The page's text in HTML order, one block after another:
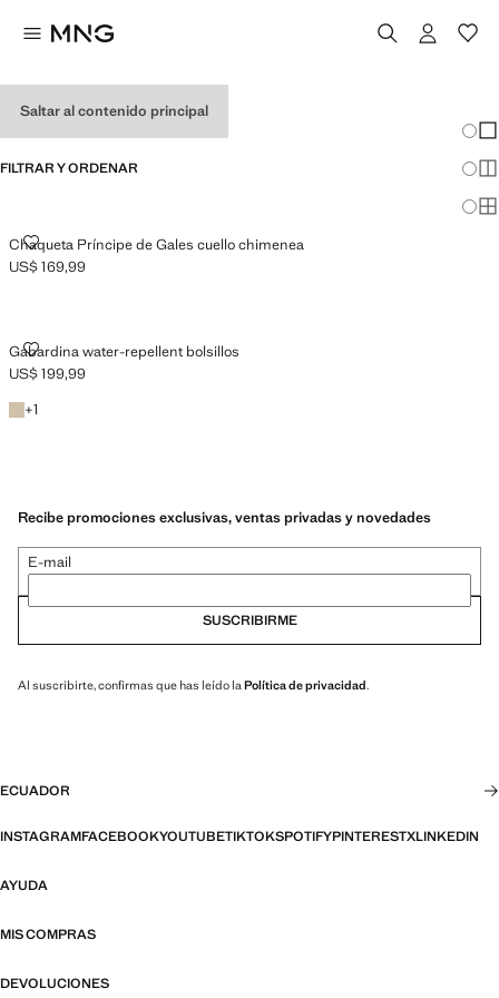
Saltar al contenido principal
FILTRAR Y ORDENAR
Chaqueta Príncipe de Gales cuello chimenea
CHAQUETA PRÍNCIPE DE GALES CUELLO CHIMENEA
Precio actual [US$ 169,99 ]
US$ 169,99
Gabardina water-repellent bolsillos
GABARDINA WATER-REPELLENT BOLSILLOS
Precio actual [US$ 199,99 ]
US$ 199,99
Beige
+1
+1 color
Recibe promociones exclusivas, ventas privadas y novedades
E-mail
SUSCRIBIRME
Al suscribirte, confirmas que has leído laPolítica de privacidad.
ECUADOR
INSTAGRAMFACEBOOKYOUTUBETIKTOKSPOTIFYPINTERESTXLINKEDIN
AYUDA
MIS COMPRAS
DEVOLUCIONES